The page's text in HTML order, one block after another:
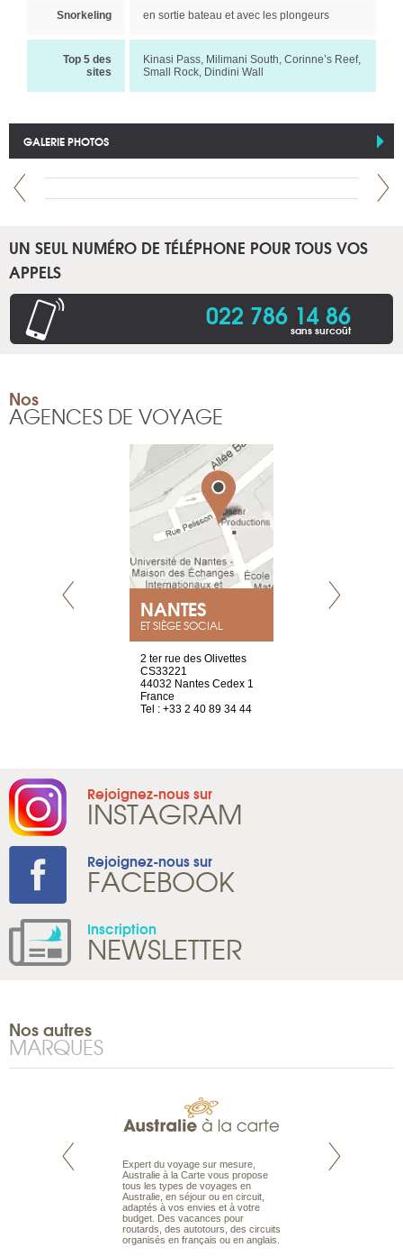
Snorkeling en sortie bateau et avec les plongeurs
Top 5 des
sites
Kinasi Pass, Milimani South, Corinne’s Reef,
Small Rock, Dindini Wall
GALERIE PHOTOS
UN SEUL NUMÉRO DE TÉLÉPHONE POUR TOUS VOS
APPELS
022 786 14 86
sans surcoût
Nos
AGENCES DE VOYAGE
NANTES
ET SIÈGE SOCIAL
2 ter rue des Olivettes
CS33221
44032 Nantes Cedex 1
France
Tel : +33 2 40 89 34 44
Rejoignez-nous sur
INSTAGRAM
Rejoignez-nous sur
FACEBOOK
Inscription
NEWSLETTER
Nos autres
MARQUES
est le spécialiste
Expert du voyage sur mesure,
Australie à la Carte vous propose
tous les types de voyages en
Australie, en séjour ou en circuit,
adaptés à vos envies et à votre
budget. Des vacances pour
routards, des autotours, des circuits
organisés en français ou en anglais.
Parce qu'ils sont